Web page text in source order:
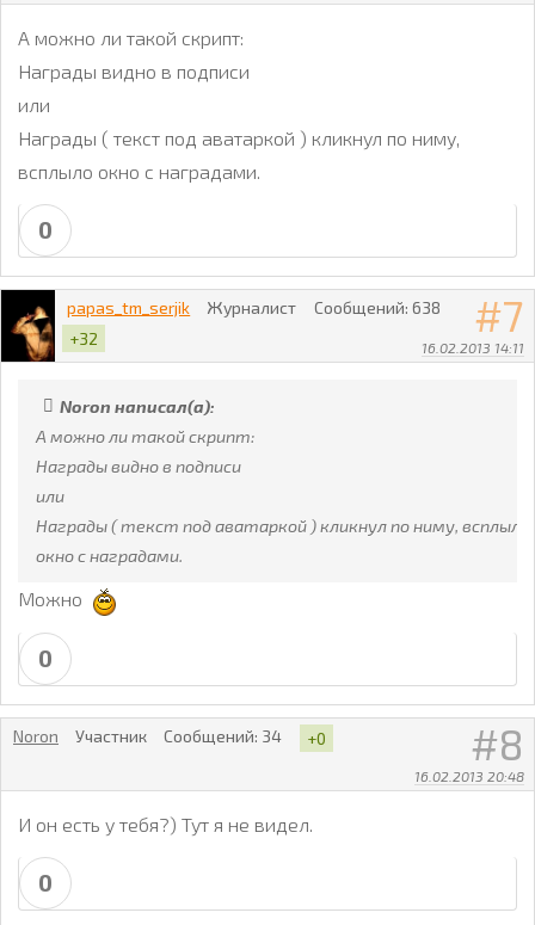
А можно ли такой скрипт:
Награды видно в подписи
или
Награды ( текст под аватаркой ) кликнул по ниму,
всплыло окно с наградами.
0
7
16.02.2013 14:11
papas_tm_serjik Журналист Сообщений: 638
+32
Noron написал(а):
А можно ли такой скрипт:
Награды видно в подписи
или
Награды ( текст под аватаркой ) кликнул по ниму, всплыло
окно с наградами.
Можно
0
8
16.02.2013 20:48
Noron Участник Сообщений: 34 +0
И он есть у тебя?) Тут я не видел.
0